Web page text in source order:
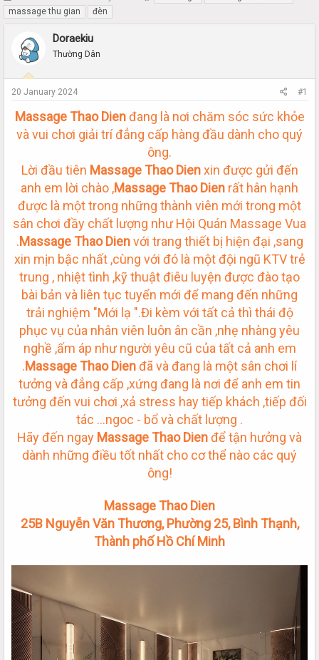
h
r
a
e
t
a
r
d
e
massage thu gian
đèn
Doraekiu
Thường Dân
20 January 2024 #1
Massage Thao Dienđang là nơi chăm sóc sức khỏe
và vui chơi giải trí đẳng cấp hàng đầu dành cho quý
ông.
Lời đầu tiên Massage Thao Dienxin được gửi đến
anh em lời chào ,Massage Thao Dien rất hân hạnh
được là một trong những thành viên mới trong một
sân chơi đầy chất lượng như Hội Quán Massage Vua
.Massage Thao Dienvới trang thiết bị hiện đại ,sang
xin mịn bậc nhất ,cùng với đó là một đội ngũ KTV trẻ
trung , nhiệt tình ,kỹ thuật điêu luyện được đào tạo
bài bản và liên tục tuyển mới để mang đến những
trải nghiệm "Mới lạ ".Đi kèm với tất cả thì thái độ
phục vụ của nhân viên luôn ân cần ,nhẹ nhàng yêu
nghề ,ấm áp như người yêu cũ của tất cả anh em
.Massage Thao Dienđã và đang là một sân chơi lí
tưởng và đẳng cấp ,xứng đang là nơi để anh em tin
tưởng đến vui chơi ,xả stress hay tiếp khách ,tiếp đối
tác ...ngoc - bổ và chất lượng .
Hãy đến ngay Massage Thao Dienđể tận hưởng và
dành những điều tốt nhất cho cơ thể nào các quý
ông!
Massage Thao Dien
25B Nguyễn Văn Thương, Phường 25, Bình Thạnh,
Thành phố Hồ Chí Minh